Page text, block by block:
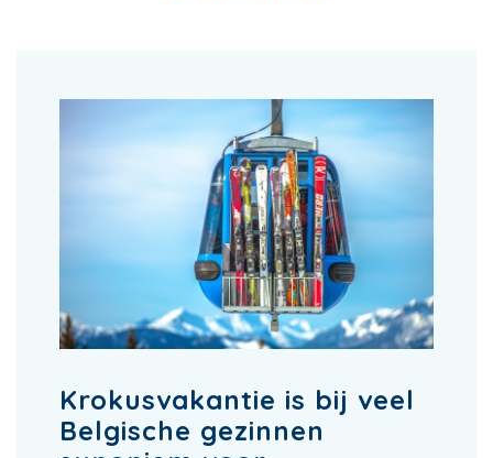
Krokusvakantie is bij veel
Belgische gezinnen